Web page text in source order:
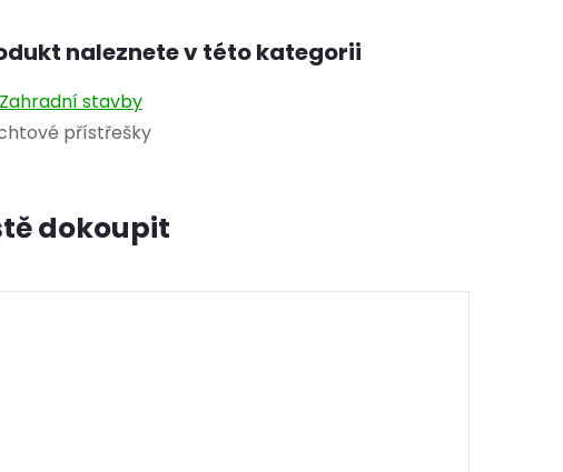
naleznete v této kategorii
Zahradní stavby
přístřešky
dokoupit